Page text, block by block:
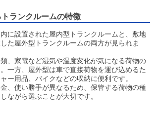
ランクルームの特徴
に設置された屋内型トランクルームと、敷地
た屋外型トランクルームの両方が見られま
、家電など湿気や温度変化が気になる荷物の
一方、屋外型は車で直接荷物を運び込めるた
ー用品、バイクなどの収納に便利です。
、使い勝手が異なるため、保管する荷物の種
ながら選ぶことが大切です。